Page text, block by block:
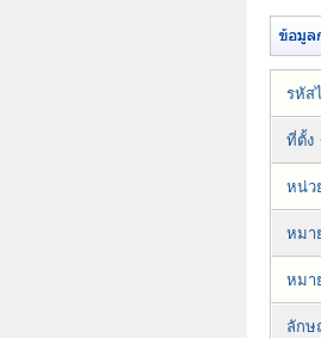
รหัส
ที่ตั้ง
หน่ว
หมา
หมา
ลักษ